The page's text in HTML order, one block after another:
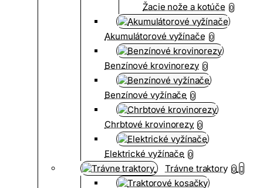
Žacie nože a kotúče 0
Akumulátorové vyžínače 0
Benzínové krovinorezy 0
Benzínové vyžínače 0
Chrbtové krovinorezy 0
Elektrické vyžínače 0
Trávne traktory 0